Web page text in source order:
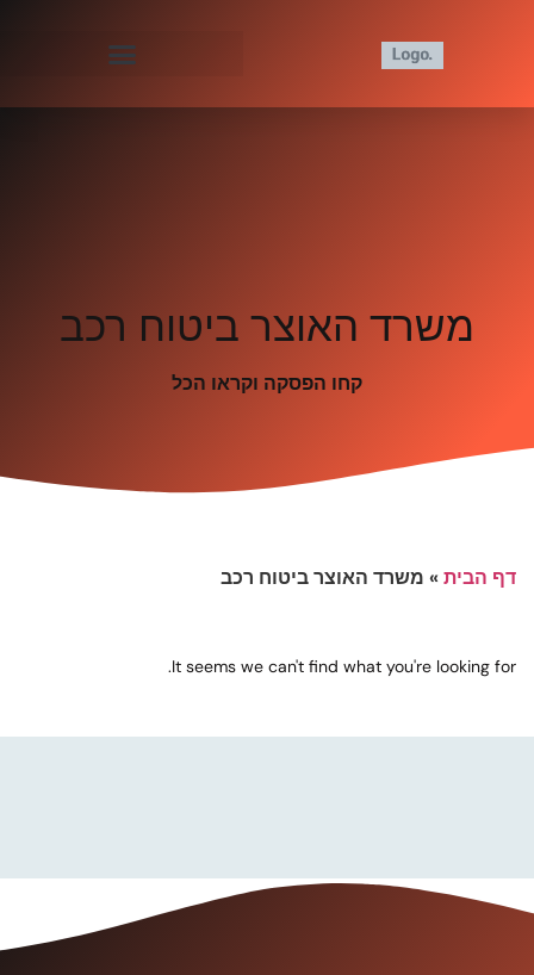
משרד האוצר ביטוח רכב
קחו הפסקה וקראו הכל
דף הבית» משרד האוצר ביטוח רכב
It seems we can't find what you're looking for.